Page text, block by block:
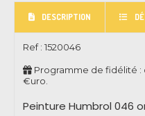
DESCRIPTION
Ref : 1520046
Programme de fidélité
€uro.
Peinture Humbrol 046